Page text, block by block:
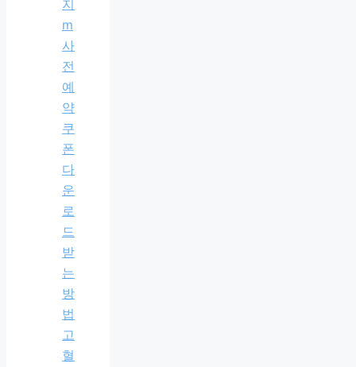
지
m
사
전
예
약
쿠
폰
다
운
로
드
받
는
방
법
고
혈